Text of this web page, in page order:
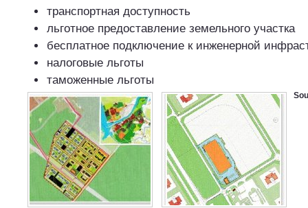
транспортная доступность
льготное предоставление земельного участка
бесплатное подключение к инженерной
налоговые льготы
таможенные льготы